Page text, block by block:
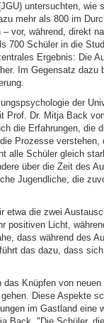
untersuchten, wie
mehr als 800 im
vor, während, direkt
700 Schüler in die
Ergebnis: Die
Im Gegensatz dazu
der
Prof. Dr. Mitja Back
die Erfahrungen, die
Prozesse verstehen,
alle Schüler gleich
über die Zeit des
Jugendliche, die
etwa die zwei
positiven Licht,
dass während des
das dazu, dass
Knüpfen von
Diese Aspekte
im Gastland eine